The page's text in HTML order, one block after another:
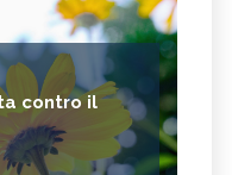
contro il